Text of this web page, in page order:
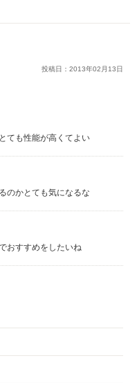
投稿日： 2013年02 月 13日
ても性能が高くてよい
のかとても気になるな
おすすめをしたいね